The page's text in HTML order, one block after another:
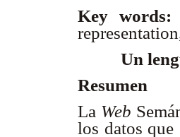
Key words:
Un
Resumen
La Web
los datos que